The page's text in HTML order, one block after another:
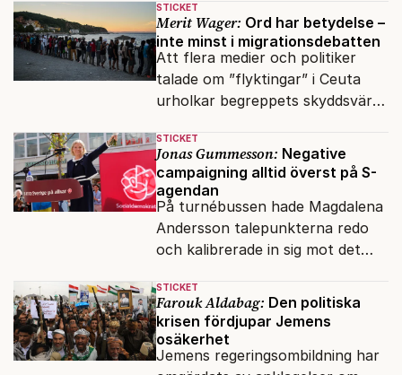
anmäla brott?
STICKET
Merit Wager: Ord har betydelse –
inte minst i migrationsdebatten
Att flera medier och politiker
talade om ”flyktingar” i Ceuta
urholkar begreppets skyddsvärde
och förföljelse.
STICKET
Jonas Gummesson: Negative
campaigning alltid överst på S-
agendan
På turnébussen hade Magdalena
Andersson talepunkterna redo
och kalibrerade in sig mot det
robot.
STICKET
Farouk Aldabag: Den politiska
krisen fördjupar Jemens
osäkerhet
Jemens regeringsombildning har